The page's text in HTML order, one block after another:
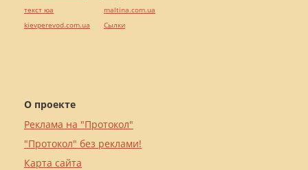
О проекте
Реклама на "Протокол"
"Протокол" без реклами!
Карта сайта
текст юа
kievperevod.com.ua
maltina.com.ua
Cылки